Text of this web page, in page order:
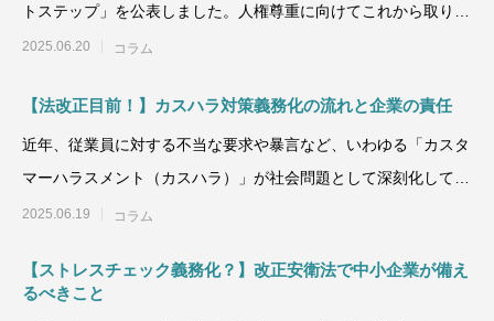
トステップ」を公表しました。人権尊重に向けてこれから取り組
もうとする企業や
2025.06.20 コラム
【法改正目前！】カスハラ対策義務化の流れと企業の責任
近年、従業員に対する不当な要求や暴言など、いわゆる「カスタ
マーハラスメント（カスハラ）」が社会問題として深刻化してい
ます。特に人と接する
2025.06.19 コラム
【ストレスチェック義務化？】改正安衛法で中小企業が備え
るべきこと